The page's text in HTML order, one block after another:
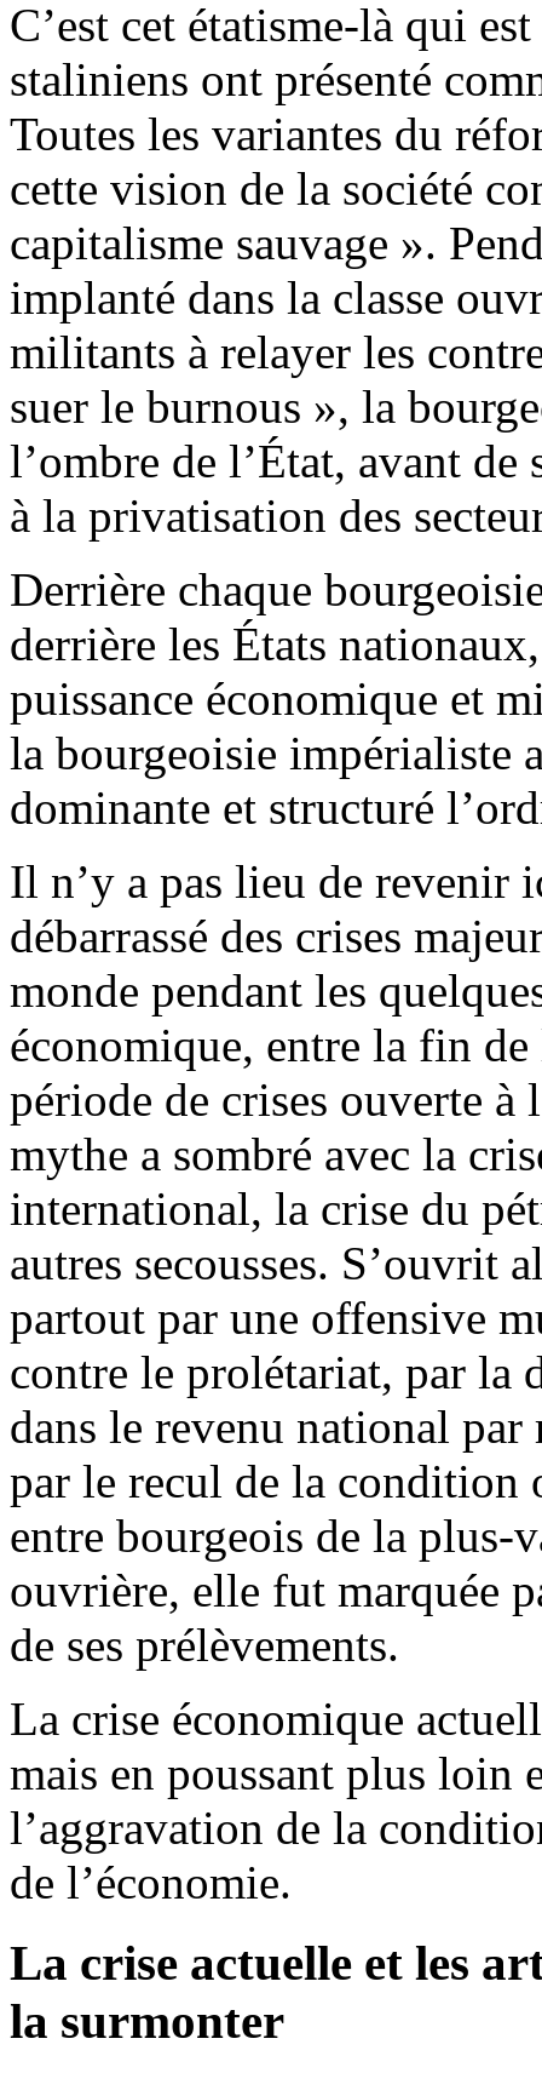
C’est cet étatisme-là qui
staliniens ont présenté
Toutes les variantes du
cette vision de la société
capitalisme sauvage ».
implanté dans la classe
militants à relayer les
suer le burnous », la
l’ombre de l’État, avant de
à la privatisation des
Derrière chaque
derrière les États
puissance économique et
la bourgeoisie impérialiste
dominante et structuré
Il n’y a pas lieu de revenir
débarrassé des crises
monde pendant les
économique, entre la fin
période de crises ouverte à
mythe a sombré avec la
international, la crise du
autres secousses. S’ouvrit
partout par une offensive
contre le prolétariat, par la
dans le revenu national
par le recul de la condition
entre bourgeois de la plus-
ouvrière, elle fut marquée
de ses prélèvements.
La crise économique
mais en poussant plus loin
l’aggravation de la
de l’économie.
La crise actuelle et les
la surmonter